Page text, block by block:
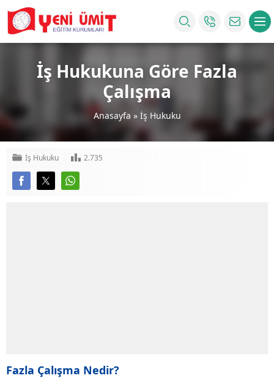
İş Hukukuna Göre Fazla
Çalışma
Anasayfa » İş Hukuku
İş Hukuku 2.735
Fazla Çalışma Nedir?